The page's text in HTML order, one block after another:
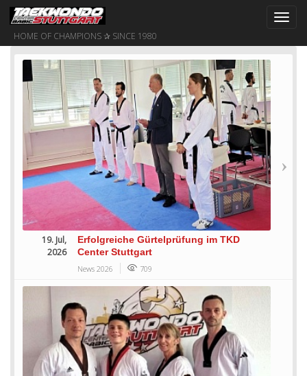
HOME OF CHAMPIONS ✰ SINCE 1980
19. Jul,
2026
Erfolgreiche Gürtelprüfung im TKD
Center Stuttgart
News 2026 709